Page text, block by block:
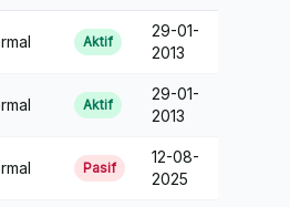
Aktif
29-01-
2013
Aktif
29-01-
2013
Pasif
12-08-
2025